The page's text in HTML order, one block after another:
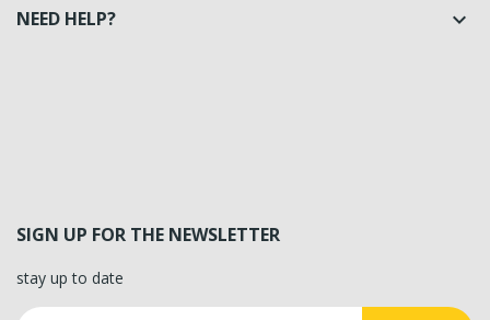
NEED HELP? 
SIGN UP FOR THE NEWSLETTER
stay up to date